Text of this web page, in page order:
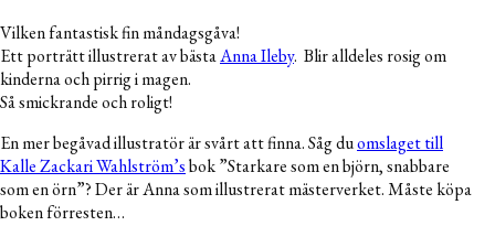
Vilken fantastisk fin måndagsgåva!
Ett porträtt illustrerat av bästaAnna Ileby. Blir alldeles rosig om
kinderna och pirrig i magen.
Så smickrande och roligt!
En mer begåvad illustratör är svårt att finna. Såg duomslaget till
Kalle Zackari Wahlström’sbok ”Starkare som en björn, snabbare
som en örn”? Der är Anna som illustrerat mästerverket. Måste köpa
boken förresten…